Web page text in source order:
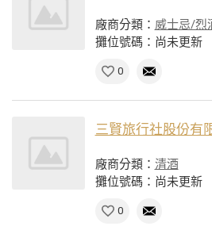
廠商分類： 威士忌/烈
攤位號碼：尚未更新
0
三賢旅行社股份有
廠商分類： 清酒
攤位號碼：尚未更新
0